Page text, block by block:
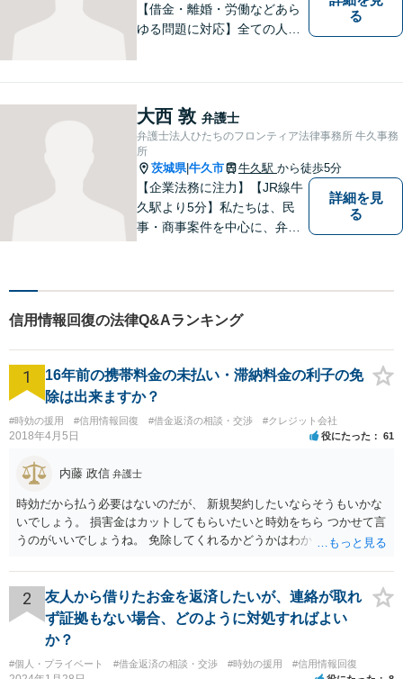
【借金・離婚・労働などあら
ゆる問題に対応】全ての人へ
の将来を見据えた、納得の解
決を目指します。まずはお気
軽にご相談ください。【駐車
場有】
る
大西 敦 弁護士
弁護士法人ひたちのフロンティア法律事務所 牛久事務
所
茨城県|牛久市 牛久駅 から徒歩5分
【企業法務に注力】【JR線牛
久駅より5分】私たちは、民
事・商事案件を中心に、弁護
り組んでおります。是非、お
詳細を見
る
信用情報回復の法律Q&Aランキング
1
16年前の携帯料金の未払い・滞納料金の利子の免
除は出来ますか？
#時効の援用 #信用情報回復 #借金返済の相談・交渉 #クレジット会社
2018年4月5日 役にたった 61
内藤 政信 弁護士
時効だから払う必要はないのだが、 新規契約したいならそうもいかな
いでしょう。 損害金はカットしてもらいたいと時効をちら つかせて言
うのがいいでしょうね。 免除してくれるかどうかはわかりませんが。
2
友人から借りたお金を返済したいが、連絡が取れ
ず証拠もない場合、どのように対処すればよい
か？
#個人・プライベート #借金返済の相談・交渉 #時効の援用 #信用情報回復